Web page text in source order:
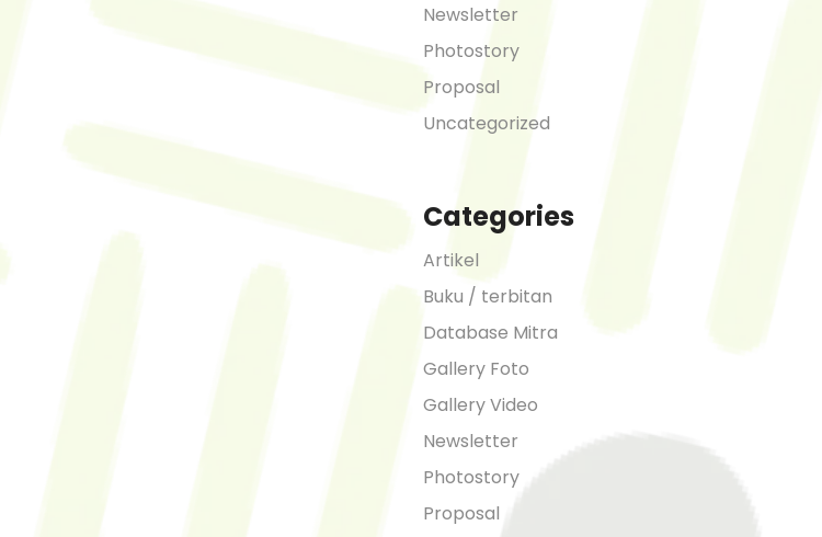
Newsletter
Photostory
Proposal
Uncategorized
Categories
Artikel
Buku / terbitan
Database Mitra
Gallery Foto
Gallery Video
Newsletter
Photostory
Proposal